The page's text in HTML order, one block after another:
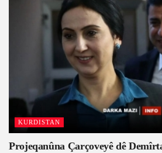
KURDISTAN
Projeqanûna Çarçoveyê dê